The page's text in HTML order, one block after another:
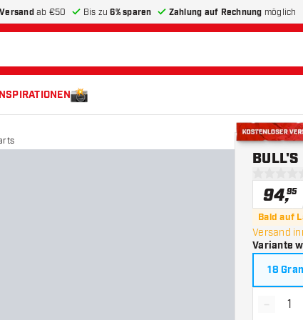
ab €50 Bis zu6% sparen Zahlung auf Rechnung möglich
Kostenloser
0
94,95
Bald auf
Versand
Variante
18
-